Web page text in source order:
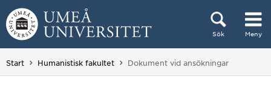
Hoppa direkt till innehållet
Sök Meny
Huvudmenyn dold.
Start Humanistisk fakultet Du är här:
Dokument vid ansökningar